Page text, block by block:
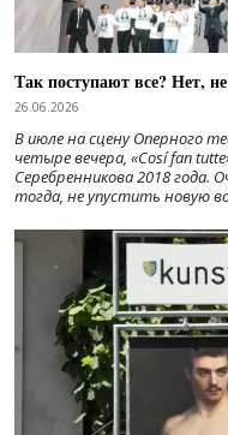
Так поступают все? Нет,
26.06.2026
В июле на сцену Оперного
четыре вечера, «Cosí fan
Серебренникова 2018 года.
тогда, не упустить новую